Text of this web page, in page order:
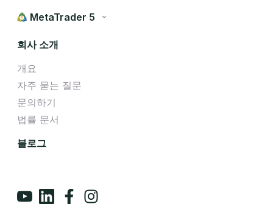
MetaTrader 5
회사 소개
개요
자주 묻는 질문
문의하기
법률 문서
블로그